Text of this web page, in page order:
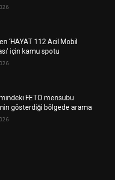
‘HAYAT 112 Acil Mobil
için kamu spotu
FETÖ mensubu
gösterdiği bölgede arama